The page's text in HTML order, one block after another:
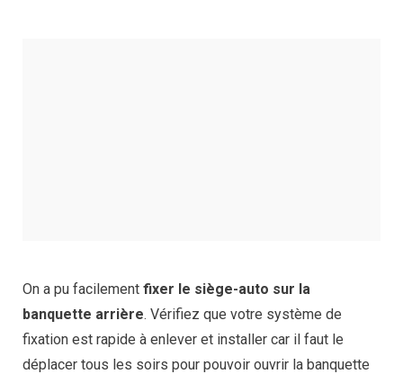
On a pu facilement fixer le siège-auto sur la
banquette arrière. Vérifiez que votre système de
fixation est rapide à enlever et installer car il faut le
déplacer tous les soirs pour pouvoir ouvrir la banquette